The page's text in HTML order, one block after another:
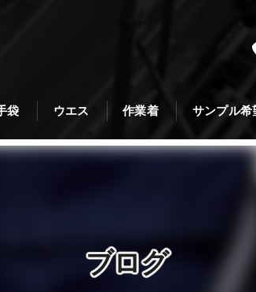
袋 ウエス 作業着 サンプル希
ブログ